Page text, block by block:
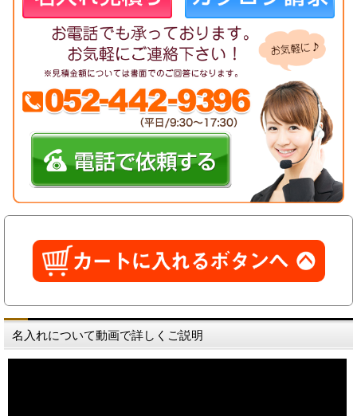
名入れについて動画で詳しくご説明